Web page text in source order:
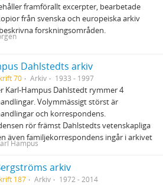
framförallt excerpter, bearbetade
från svenska och europeiska arkiv
forskningsområden.
Dahlstedts arkiv
70 Arkiv 1933 - 1997
Karl-Hampus Dahlstedt rymmer 4
Volymmässigt störst är
och korrespondens.
rör främst Dahlstedts vetenskapliga
även familjekorrespondens ingår i arkivet
Hampus
arkiv
187 Arkiv 1972 - 2014